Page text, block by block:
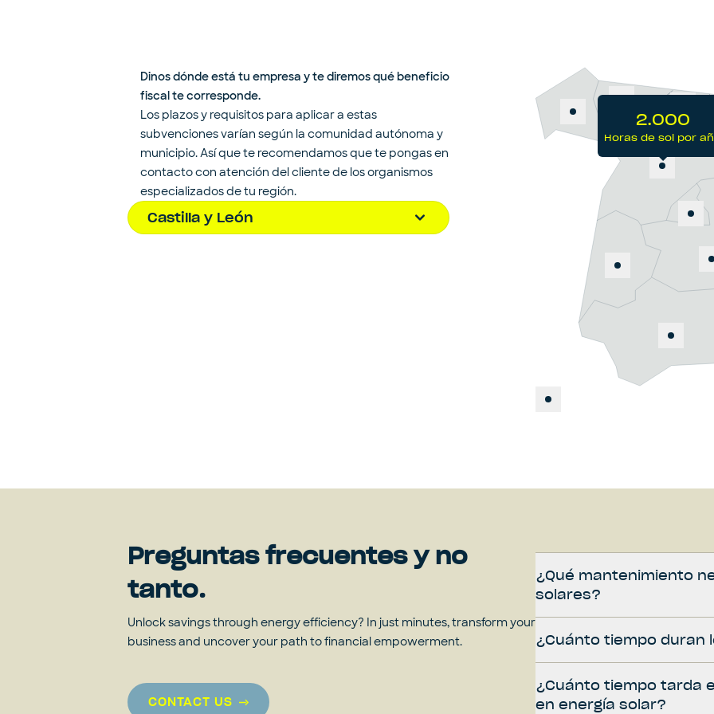
Dinos dónde está tu empresa y te diremos qué beneficio
fiscal te corresponde.
Los plazos y requisitos para aplicar a estas
subvenciones varían según la comunidad autónoma y
municipio. Así que te recomendamos que te pongas en
contacto con atención del cliente de los organismos
especializados de tu región.
Castilla y León
Preguntas frecuentes y no
tanto.
Unlock savings through energy efficiency? In just minutes, transform your
business and uncover your path to financial empowerment.
CONTACT US
¿Qué mantenimiento
solares?
¿Cuánto tiempo duran
¿Cuánto tiempo tarda
en energía solar?
2.000
Horas de sol por
2.000
Horas de sol por año